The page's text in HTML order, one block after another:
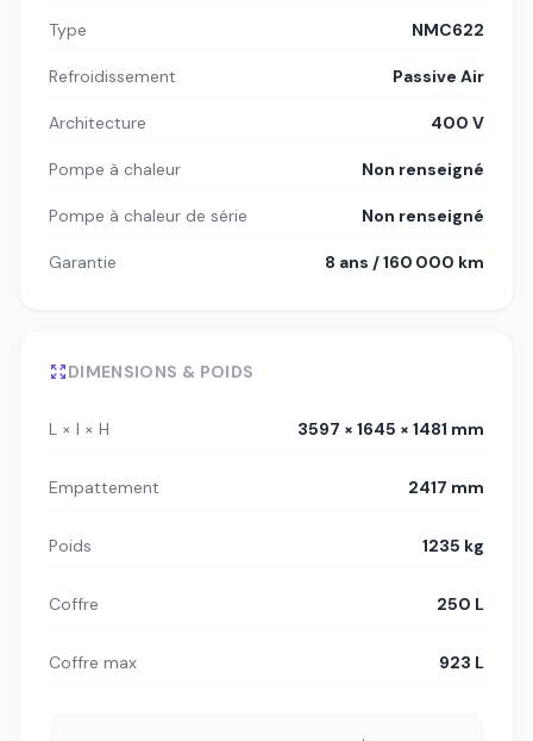
Type NMC622
Refroidissement Passive Air
Architecture 400 V
Pompe à chaleur Non renseigné
Pompe à chaleur de série Non renseigné
Garantie 8 ans / 160 000 km
DIMENSIONS & POIDS
L × l × H 3597 × 1645 × 1481 mm
Empattement 2417 mm
Poids 1235 kg
Coffre 250 L
Coffre max 923 L